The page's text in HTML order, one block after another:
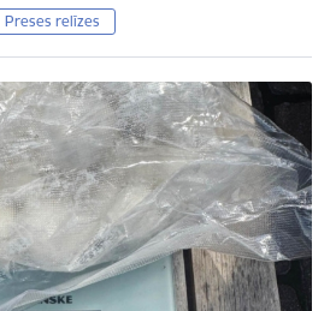
Preses relīzes